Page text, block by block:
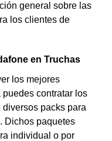
general sobre las
los clientes de
en Truchas
los mejores
contratar los
packs para
Dichos paquetes
individual o por